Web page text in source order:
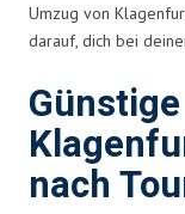
Umzug von
darauf, dich bei
nach